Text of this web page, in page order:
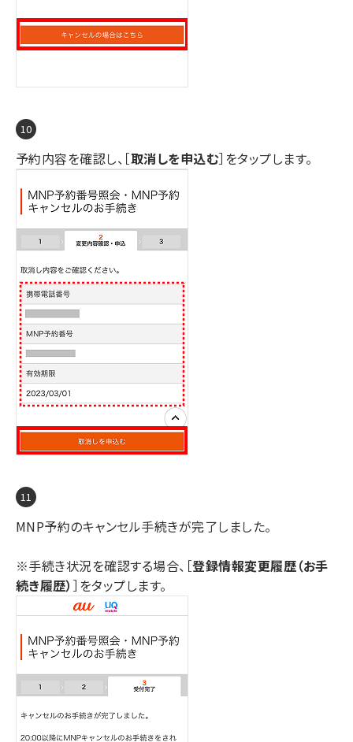
予約内容を確認し、［取消しを申込む］をタップします。
MNP予約のキャンセル手続きが完了しました。
※手続き状況を確認する場合、［登録情報変更履歴（お手
続き履歴） ］をタップします。